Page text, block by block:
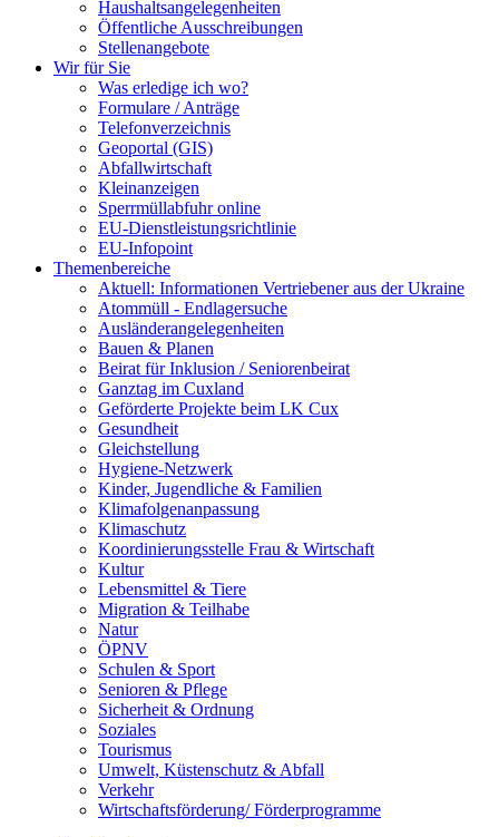
Haushaltsangelegenheiten
Öffentliche Ausschreibungen
Stellenangebote
Wir für Sie
Was erledige ich wo?
Formulare / Anträge
Telefonverzeichnis
Geoportal (GIS)
Abfallwirtschaft
Kleinanzeigen
Sperrmüllabfuhr online
EU-Dienstleistungsrichtlinie
EU-Infopoint
Themenbereiche
Aktuell: Informationen Vertriebener aus der Ukraine
Atommüll - Endlagersuche
Ausländerangelegenheiten
Bauen & Planen
Beirat für Inklusion / Seniorenbeirat
Ganztag im Cuxland
Geförderte Projekte beim LK Cux
Gesundheit
Gleichstellung
Hygiene-Netzwerk
Kinder, Jugendliche & Familien
Klimafolgenanpassung
Klimaschutz
Koordinierungsstelle Frau & Wirtschaft
Kultur
Lebensmittel & Tiere
Migration & Teilhabe
Natur
ÖPNV
Schulen & Sport
Senioren & Pflege
Sicherheit & Ordnung
Soziales
Tourismus
Umwelt, Küstenschutz & Abfall
Verkehr
Wirtschaftsförderung/ Förderprogramme